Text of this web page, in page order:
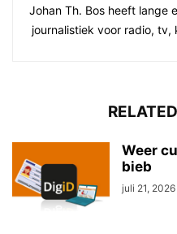
Johan Th. Bos heeft lange
journalistiek voor radio, tv,
Weer
bieb
juli 21, 2026